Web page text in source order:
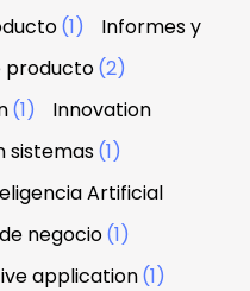
(1)
Informes y
producto(2)
(1)
Innovation
sistemas(1)
Artificial
negocio(1)
application(1)